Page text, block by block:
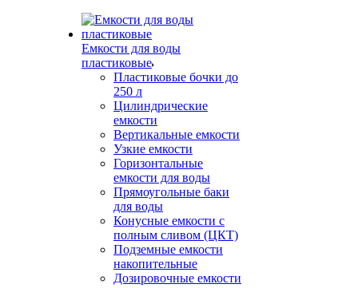
Емкости для воды
пластиковые
Пластиковые бочки до
250 л
Цилиндрические
емкости
Вертикальные емкости
Узкие емкости
Горизонтальные
емкости для воды
Прямоугольные баки
для воды
Конусные емкости с
полным сливом (ЦКТ)
Подземные емкости
накопительные
Дозировочные емкости